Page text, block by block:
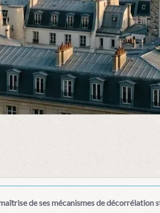
de ses mécanismes de décorrélation